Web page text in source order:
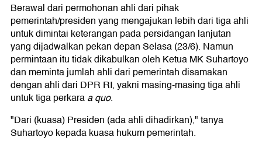
Berawal dari permohonan ahli dari pihak
pemerintah/presiden yang mengajukan lebih dari tiga ahli
untuk dimintai keterangan pada persidangan lanjutan
yang dijadwalkan pekan depan Selasa (23/6). Namun
permintaan itu tidak dikabulkan oleh Ketua MK Suhartoyo
dan meminta jumlah ahli dari pemerintah disamakan
dengan ahli dari DPR RI, yakni masing-masing tiga ahli
untuk tiga perkaraa quo.
"Dari (kuasa) Presiden (ada ahli dihadirkan)," tanya
Suhartoyo kepada kuasa hukum pemerintah.